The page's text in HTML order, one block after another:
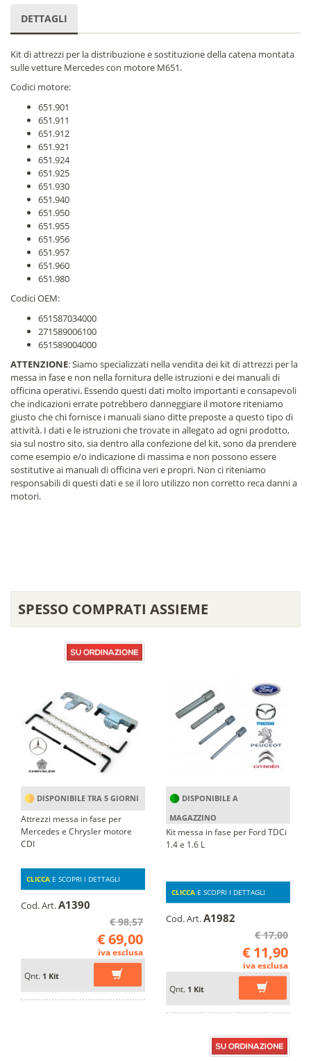
DETTAGLI
Kit di attrezzi per la distribuzione e sostituzione della catena montata
sulle vetture Mercedes con motore M651.
Codici motore:
651.901
651.911
651.912
651.921
651.924
651.925
651.930
651.940
651.950
651.955
651.956
651.957
651.960
651.980
Codici OEM:
651587034000
271589006100
651589004000
ATTENZIONE: Siamo specializzati nella vendita dei kit di attrezzi per la
messa in fase e non nella fornitura delle istruzioni e dei manuali di
officina operativi. Essendo questi dati molto importanti e consapevoli
che indicazioni errate potrebbero danneggiare il motore riteniamo
giusto che chi fornisce i manuali siano ditte preposte a questo tipo di
attività. I dati e le istruzioni che trovate in allegato ad ogni prodotto,
sia sul nostro sito, sia dentro alla confezione del kit, sono da prendere
come esempio e/o indicazione di massima e non possono essere
sostitutive ai manuali di officina veri e propri. Non ci riteniamo
responsabili di questi dati e se il loro utilizzo non corretto reca danni a
motori.
SPESSO COMPRATI ASSIEME
DISPONIBILE TRA 5 GIORNI
Attrezzi messa in fase per
Mercedes e Chrysler motore
CDI
CLICCA E SCOPRI I DETTAGLI
Cod. Art.A1390
€ 98,57
€ 69,00
iva esclusa
Qnt. 1 Kit
DISPONIBILE A
MAGAZZINO
Kit messa in fase per Ford TDCi
1.4 e 1.6 L
CLICCA E SCOPRI I DETTAGLI
Cod. Art.A1982
€ 17,00
€ 11,90
iva esclusa
Qnt. 1 Kit